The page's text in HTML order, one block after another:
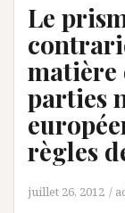
Le
matière
parties
règles
juillet 26, 2012